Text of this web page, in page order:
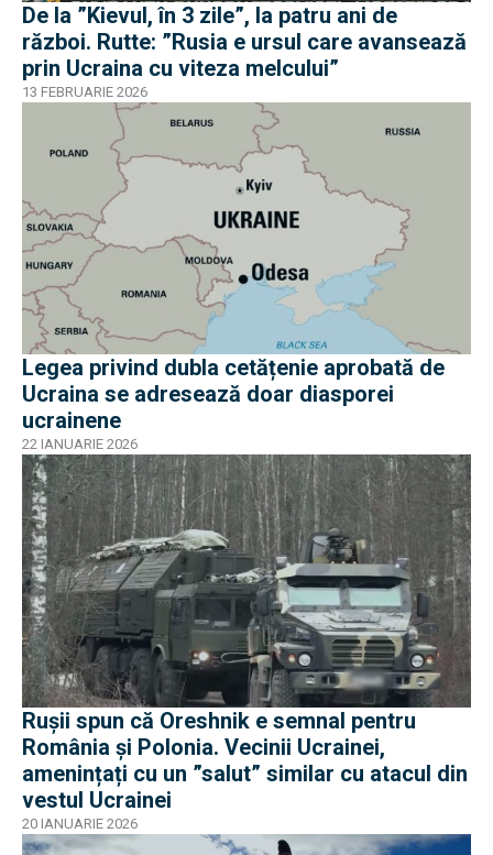
De la ”Kievul, în 3 zile”, la patru ani de
război. Rutte: ”Rusia e ursul care avansează
prin Ucraina cu viteza melcului”
13 FEBRUARIE 2026
Legea privind dubla cetățenie aprobată de
Ucraina se adresează doar diasporei
ucrainene
22 IANUARIE 2026
Rușii spun că Oreshnik e semnal pentru
România și Polonia. Vecinii Ucrainei,
amenințați cu un ”salut” similar cu atacul din
vestul Ucrainei
20 IANUARIE 2026